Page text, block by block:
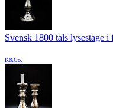
Svensk 1800 tals lysestage
K&Co.